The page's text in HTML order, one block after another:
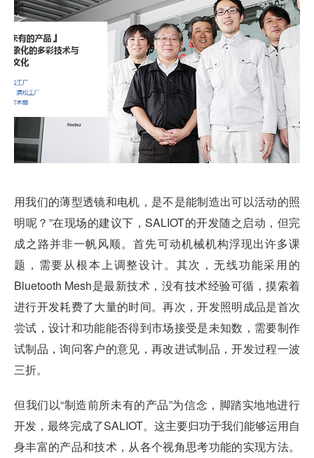
用我们的薄型透镜和电机，是不是能制造出可以活动的照
明呢？”在现场的建议下，SALIOT的开发随之启动，但完
成之路并非一帆风顺。首先可动机械机构浮现出许多课
题，需要从根本上调整设计。其次，无线功能采用的
Bluetooth Mesh是最新技术，没有技术经验可循，摸索着
进行开发耗费了大量的时间。再次，开发照明成品是首次
尝试，设计和功能能否得到市场接受是未知数，需要制作
试制品，询问客户的意见，再改进试制品，开发过程一波
三折。
但我们以“制造前所未有的产品”为信念，脚踏实地地进行
开发，最终完成了SALIOT。这主要归功于我们能够运用自
身丰富的产品和技术，从各个视角思考功能的实现方法。